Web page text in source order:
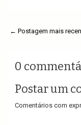
← Postagem mais
0
Postar um
Comentários com